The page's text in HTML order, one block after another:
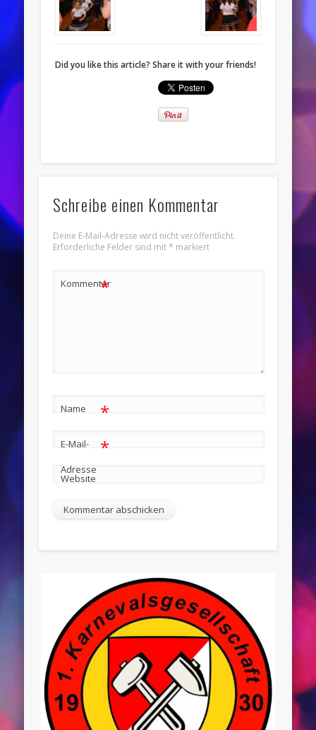
Did you like this article? Share it with your friends!
Schreibe einen Kommentar
Deine E-Mail-Adresse wird nicht veröffentlicht.
Erforderliche Felder sind mit* markiert
Kommentar
*
Name *
E-Mail-
Adresse
*
Website